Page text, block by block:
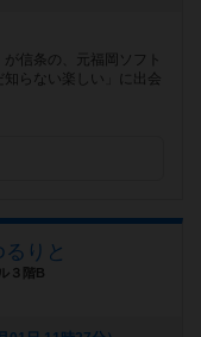
信条の、元福岡ソフト
らない楽しい」に出会
りと
３階B